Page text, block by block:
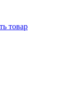
товар